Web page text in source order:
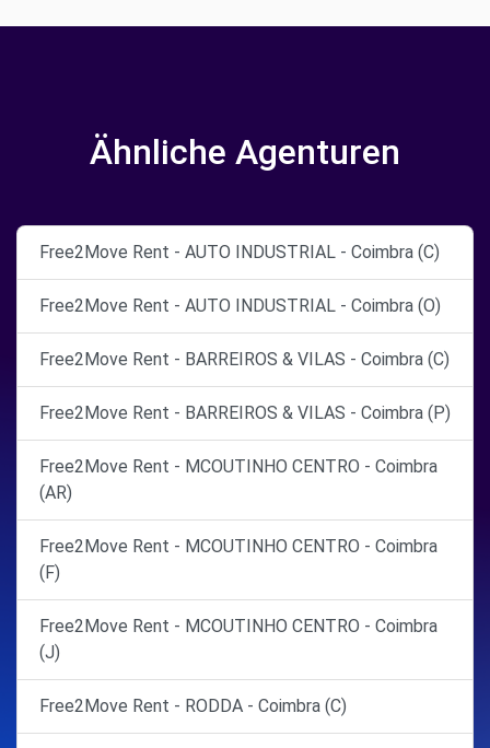
Ähnliche Agenturen
Free2Move Rent - AUTO INDUSTRIAL - Coimbra (C)
Free2Move Rent - AUTO INDUSTRIAL - Coimbra (O)
Free2Move Rent - BARREIROS & VILAS - Coimbra (C)
Free2Move Rent - BARREIROS & VILAS - Coimbra (P)
Free2Move Rent - MCOUTINHO CENTRO - Coimbra
(AR)
Free2Move Rent - MCOUTINHO CENTRO - Coimbra
(F)
Free2Move Rent - MCOUTINHO CENTRO - Coimbra
(J)
Free2Move Rent - RODDA - Coimbra (C)